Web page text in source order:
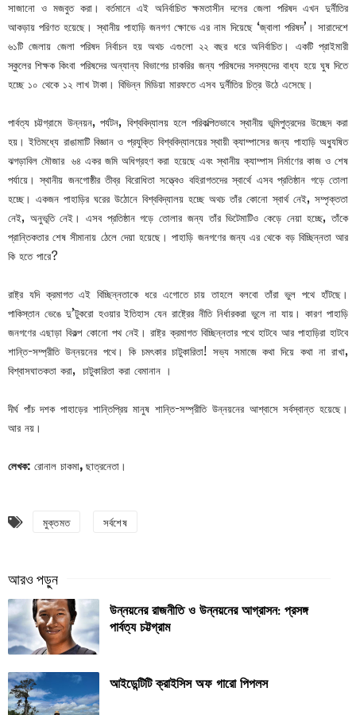
সাজানো ও মজবুত করা। বর্তমানে এই অনির্বাচিত ক্ষমতাসীন দলের জেলা পরিষদ এখন দুর্নীতির
আকড়ায় পরিণত হয়েছে। স্থানীয় পাহাড়ি জনগণ ক্ষোভে এর নাম দিয়েছে ‘জ্বালা পরিষদ’। সারাদেশে
৬১টি জেলায় জেলা পরিষদ নির্বাচন হয় অথচ এগুলো ২২ বছর ধরে অনির্বাচিত। একটি প্রাইমারী
স্কুলের শিক্ষক কিংবা পরিষদের অন্যান্য বিভাগের চাকরির জন্য পরিষদের সদস্যদের বাধ্য হয়ে ঘুষ দিতে
হচ্ছে ১০ থেকে ১২ লাখ টাকা। বিভিন্ন মিডিয়া মারফতে এসব দুর্নীতির চিত্র উঠে এসেছে।
পার্বত্য চট্টগ্রামে উন্নয়ন, পর্যটন, বিশ্ববিদ্যালয় হলে পরিকল্পিতভাবে স্থানীয় ভূমিপুত্রদের উচ্ছেদ করা
হয়। ইতিমধ্যে রাঙামাটি বিজ্ঞান ও প্রযুক্তি বিশ্ববিদ্যালয়ের স্থায়ী ক্যাম্পাসের জন্য পাহাড়ি অধ্যুষিত
ঝগড়াবিল মৌজার ৬৪ একর জমি অধিগ্রহণ করা হয়েছে এবং স্থানীয় ক্যাম্পাস নির্মাণের কাজ ও শেষ
পর্যায়ে। স্থানীয় জনগোষ্ঠীর তীব্র বিরোধিতা সত্ত্বেও বহিরাগতদের স্বার্থে এসব প্রতিষ্ঠান গড়ে তোলা
হচ্ছে। একজন পাহাড়ির ঘরের উঠোনে বিশ্ববিদ্যালয় হচ্ছে অথচ তাঁর কোনো স্বার্থ নেই, সম্পৃক্ততা
নেই, অনুভূতি নেই। এসব প্রতিষ্ঠান গড়ে তোলার জন্য তাঁর ভিটেমাটিও কেড়ে নেয়া হচ্ছে, তাঁকে
প্রান্তিকতার শেষ সীমানায় ঠেলে দেয়া হয়েছে। পাহাড়ি জনগণের জন্য এর থেকে বড় বিচ্ছিন্নতা আর
কি হতে পারে?
রাষ্ট্র যদি ক্রমাগত এই বিচ্ছিন্নতাকে ধরে এগোতে চায় তাহলে বলবো তাঁরা ভুল পথে হাঁটছে।
পাকিস্তান ভেঙে দু’টুকরো হওয়ার ইতিহাস যেন রাষ্ট্রের নীতি নির্ধারকরা ভুলে না যায়। কারণ পাহাড়ি
জনগণের এছাড়া বিকল্প কোনো পথ নেই। রাষ্ট্র ক্রমাগত বিচ্ছিন্নতার পথে হাটবে আর পাহাড়িরা হাটবে
শান্তি-সম্প্রীতি উন্নয়নের পথে। কি চমৎকার চাটুকারিতা! সভ্য সমাজে কথা দিয়ে কথা না রাখা,
বিশ্বাসঘাতকতা করা, চাটুকারিতা করা বেমানান ।
দীর্ঘ পাঁচ দশক পাহাড়ের শান্তিপ্রিয় মানুষ শান্তি-সম্প্রীতি উন্নয়নের আশ্বাসে সর্বস্বান্ত হয়েছে।
আর নয়।
লেখক: রোনাল চাকমা, ছাত্রনেতা।
মুক্তমত সর্বশেষ
উন্নয়নের রাজনীতি ও উন্নয়নের আগ্রাসন: প্রসঙ্গ
পার্বত্য চট্টগ্রাম
আইডেন্টিটি ক্রাইসিস অফ গারো পিপলস